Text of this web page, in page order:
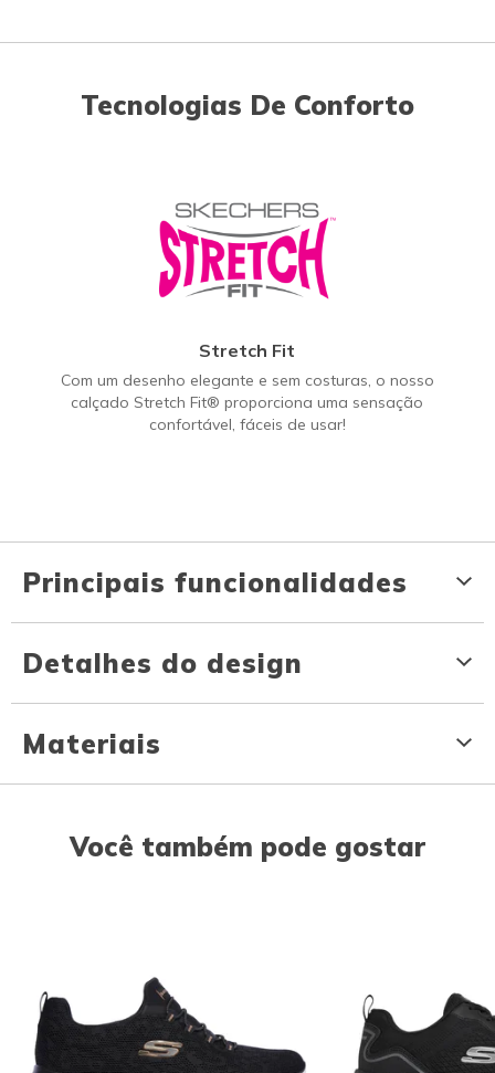
Tecnologias De Conforto
Stretch Fit
Com um desenho elegante e sem costuras, o nosso
calçado Stretch Fit® proporciona uma sensação
confortável, fáceis de usar!
Principais funcionalidades
Detalhes do design
Materiais
Você também pode gostar